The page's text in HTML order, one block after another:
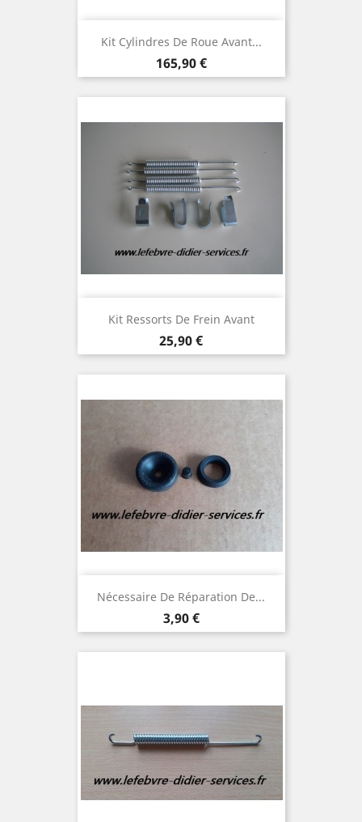
Kit Cylindres De Roue Avant...
Prix
165,90 €
Kit Ressorts De Frein Avant
Prix
25,90 €
Nécessaire De Réparation De...
Prix
3,90 €